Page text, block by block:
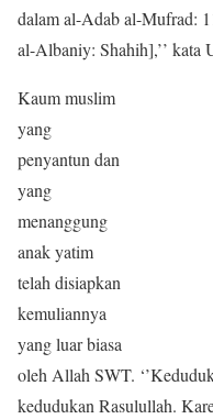
dalam al-Adab al-Mufrad:
al-Albaniy: Shahih],’’ kata
Kaum muslim
yang
penyantun dan
yang
menanggung
anak yatim
telah disiapkan
kemuliannya
yang luar biasa
oleh Allah SWT.
kedudukan Rasulullah.